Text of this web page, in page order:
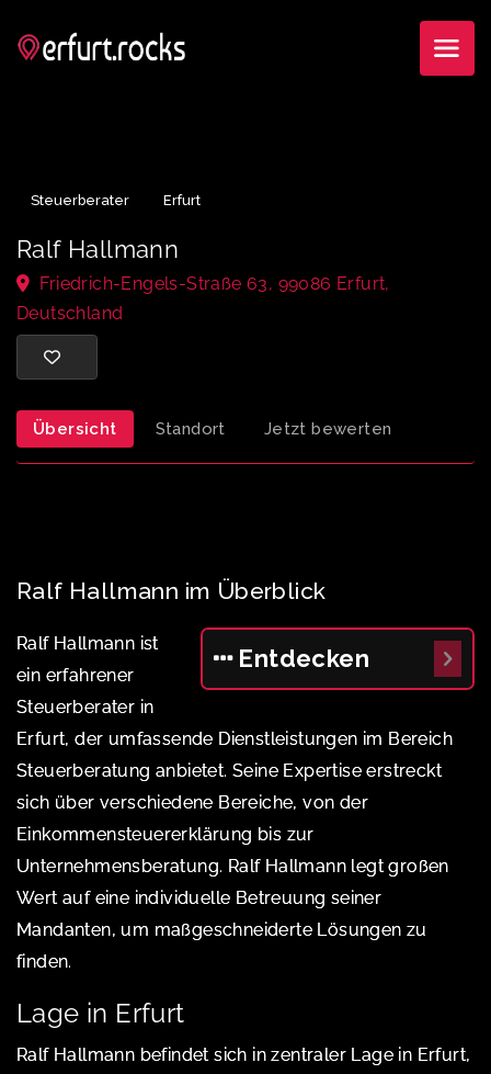
Ralf Hallmann
Friedrich-Engels-Straße 63, 99086 Erfurt,
Deutschland
Übersicht Standort Jetzt bewerten
Ralf Hallmann im Überblick
Entdecken
Ralf Hallmann ist
ein erfahrener
Steuerberater in
Erfurt, der umfassende Dienstleistungen im Bereich
Steuerberatung anbietet. Seine Expertise erstreckt
sich über verschiedene Bereiche, von der
Einkommensteuererklärung bis zur
Unternehmensberatung. Ralf Hallmann legt großen
Wert auf eine individuelle Betreuung seiner
Mandanten, um maßgeschneiderte Lösungen zu
finden.
Lage in Erfurt
Ralf Hallmann befindet sich in zentraler Lage in Erfurt,